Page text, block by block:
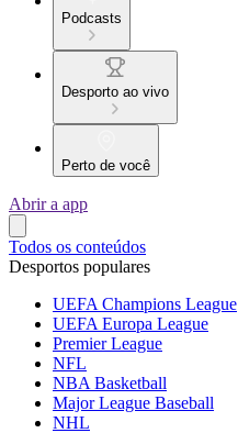
Podcasts
Desporto ao vivo
Perto de você
Abrir a app
Todos os conteúdos
Desportos populares
UEFA Champions League
UEFA Europa League
Premier League
NFL
NBA Basketball
Major League Baseball
NHL